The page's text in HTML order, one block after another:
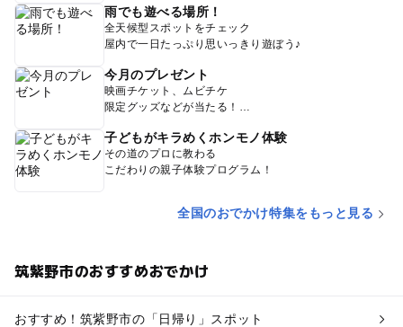
雨でも遊べる場所！
全天候型スポットをチェック
屋内で一日たっぷり思いっきり遊ぼう♪
今月のプレゼント
映画チケット、ムビチケ
限定グッズなどが当たる！
子どもがキラめくホンモノ体験
その道のプロに教わる
こだわりの親子体験プログラム！
全国のおでかけ特集をもっと見る
筑紫野市のおすすめおでかけ
おすすめ！筑紫野市の「日帰り」スポット